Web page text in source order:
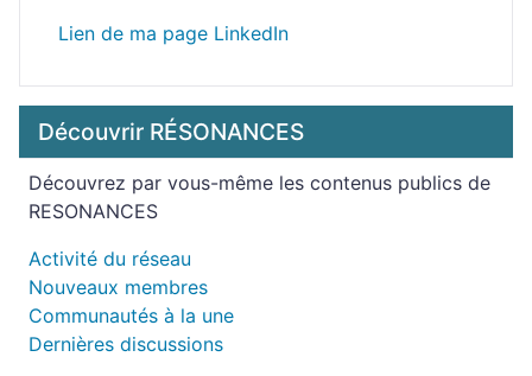
Lien de ma page LinkedIn
Découvrir RÉSONANCES
Découvrez par vous-même les contenus publics de
RESONANCES
Activité du réseau
Nouveaux membres
Communautés à la une
Dernières discussions